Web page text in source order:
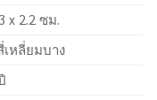
x 2.2 ซม.
เหลี่ยมบาง